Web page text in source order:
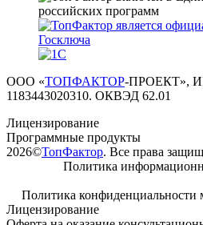
ООО «ТОПФАКТОР-ПРОЕКТ»,
1183443020310. ОКВЭД 62.01
Лицензирование
Программные продукты
2026©ТопФактор. Все права
Политика
Политика конфиденциальности
Лицензирование